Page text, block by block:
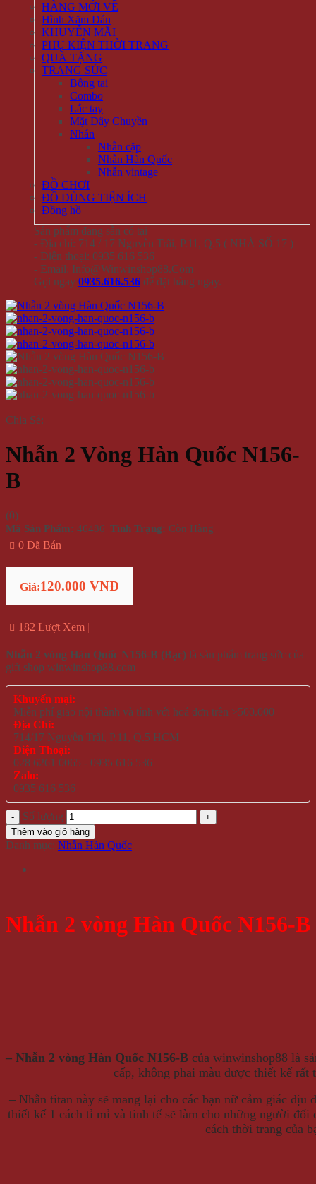
HÀNG MỚI VỀ
Hình Xăm Dán
KHUYẾN MÃI
PHỤ KIỆN THỜI TRANG
QUÀ TẶNG
TRANG SỨC
Bông tai
Combo
Lắc tay
Mặt Dây Chuyền
Nhẫn
Nhẫn cặp
Nhẫn Hàn Quốc
Nhẫn vintage
ĐỒ CHƠI
ĐỒ DÙNG TIỆN ÍCH
Đồng hồ
Sản phẩm đang sẵn có tại
- Địa chỉ: 714 / 17 Nguyễn Trãi, P.11, Q.5 ( NHÀ SỐ 17 )
- Điện thoại: 0935 616 536
- Email: Info@Winwinshop88.Com
Gọi ngay 0935.616.536 để đặt hàng ngay.
Chia Sẻ:
Nhẫn 2 Vòng Hàn Quốc N156-
B
(0)
Mã Sản Phẩm: 46486 |Tình Trạng: Còn Hàng
0 Đã Bán
Giá:120.000 VNĐ
182 Lượt Xem
Nhẫn 2 vòng Hàn Quốc N156-B (Bạc) là sản phẩm trang sức của
gift shop winwinshop88.com
Khuyến mại:
Miễn phí giao nội thành và tỉnh với hoá đơn trên >500.000
Địa Chỉ:
714/17 Nguyễn Trãi, P.11, Q.5 HCM
Điện Thoại:
028 6261 0065 - 0935 616 536
Zalo:
0935 616 536
Số lượng
Thêm vào giỏ hàng
Danh mục: Nhẫn Hàn Quốc
Nhẫn 2 vòng Hàn Quốc N156-B
– Nhẫn 2 vòng Hàn Quốc N156-B của winwinshop88 là
cấp, không phai màu được thiết kế rất
– Nhẫn titan này sẽmang lại cho các bạn nữ cảm giác dịu
thiết kế 1 cách tỉ mỉ và tinh tế sẽ làm cho những người đối
cách thời trang của